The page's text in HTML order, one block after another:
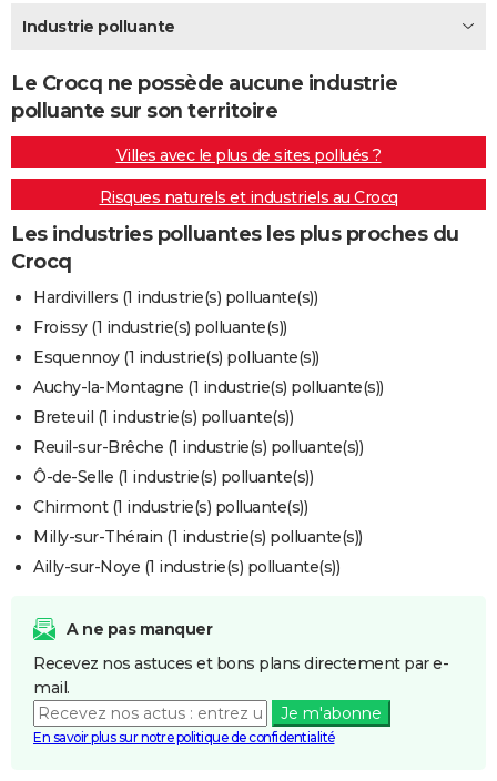
Destinations
City break
Voyage nature
Voyage de noces
Forum
Climat
+PHOTO
GUIDES D'ACHAT
BONS PLANS
CARTE DE VOEUX
Carte de Noël
Carte Bonne année
Carte Saint-Valentin
Carte d'anniversaire
DICTIONNAIRE
Dictionnaire
Biographies
Citations
Expressions
Proverbes
PROGRAMME TV
COPAINS D'AVANT
S'inscrire
Se connecter
Lycées
Collèges
Primaires
Universités
Entreprises
Service militaire
Avis de recherche
AVIS DE DÉCÈS
FORUM
Bricolage
Lifestyle
Culture
Sport
Auto
Television
Voyage
Cinema
Industrie polluante
Le Crocq ne possède aucune industrie
polluante sur son territoire
Villes avec le plus de sites pollués ?
Risques naturels et industriels au Crocq
Les industries polluantes les plus proches du
Crocq
Hardivillers (1 industrie(s) polluante(s))
Froissy (1 industrie(s) polluante(s))
Esquennoy (1 industrie(s) polluante(s))
Auchy-la-Montagne (1 industrie(s) polluante(s))
Breteuil (1 industrie(s) polluante(s))
Reuil-sur-Brêche (1 industrie(s) polluante(s))
Ô-de-Selle (1 industrie(s) polluante(s))
Chirmont (1 industrie(s) polluante(s))
Milly-sur-Thérain (1 industrie(s) polluante(s))
Ailly-sur-Noye (1 industrie(s) polluante(s))
A ne pas manquer
Recevez nos astuces et bons plans directement par e-
mail.
Je m'abonne
En savoir plus sur notre politique de confidentialité